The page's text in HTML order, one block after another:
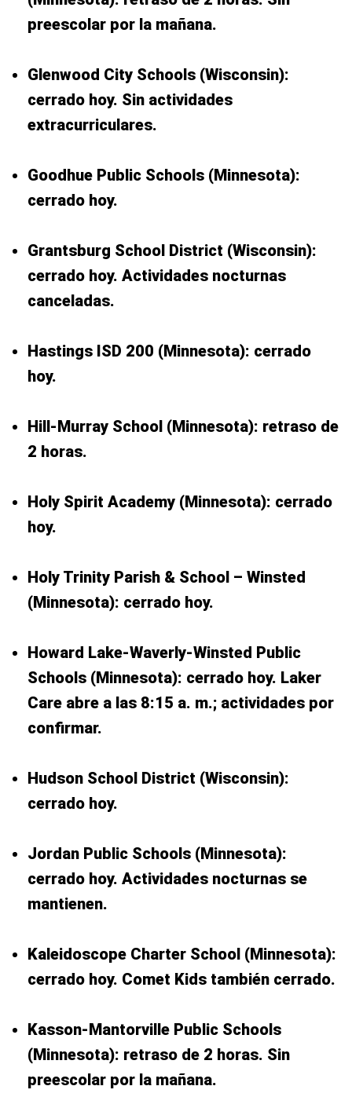
preescolar por la mañana.
Glenwood City Schools (Wisconsin):
cerrado hoy. Sin actividades
extracurriculares.
Goodhue Public Schools (Minnesota):
cerrado hoy.
Grantsburg School District (Wisconsin):
cerrado hoy. Actividades nocturnas
canceladas.
Hastings ISD 200 (Minnesota): cerrado
hoy.
Hill-Murray School (Minnesota): retraso de
2 horas.
Holy Spirit Academy (Minnesota): cerrado
hoy.
Holy Trinity Parish & School – Winsted
(Minnesota): cerrado hoy.
Howard Lake-Waverly-Winsted Public
Schools (Minnesota): cerrado hoy. Laker
Care abre a las 8:15 a. m.; actividades por
confirmar.
Hudson School District (Wisconsin):
cerrado hoy.
Jordan Public Schools (Minnesota):
cerrado hoy. Actividades nocturnas se
mantienen.
Kaleidoscope Charter School (Minnesota):
cerrado hoy. Comet Kids también cerrado.
Kasson-Mantorville Public Schools
(Minnesota): retraso de 2 horas. Sin
preescolar por la mañana.